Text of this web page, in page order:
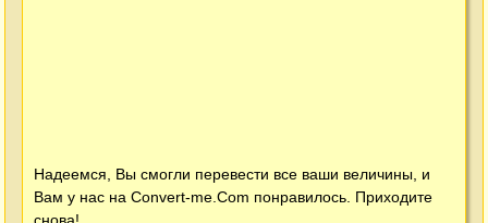
Надеемся, Вы смогли перевести все ваши величины, и
Вам у нас на Convert-me.Com понравилось. Приходите
снова!